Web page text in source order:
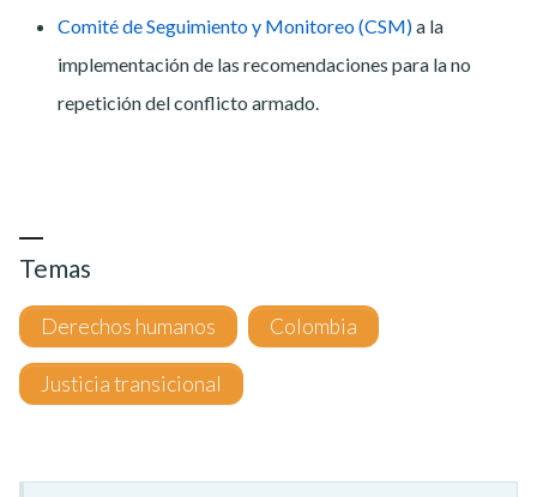
Comité de Seguimiento y Monitoreo (CSM)a la
implementación de las recomendaciones para la no
repetición del conflicto armado.
Temas
Derechos humanos Colombia
Justicia transicional